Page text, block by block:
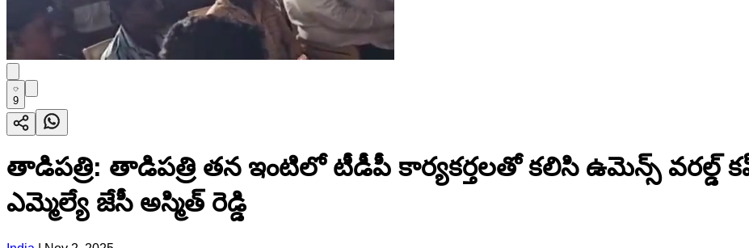
9
తాడిపత్రి: తాడిపత్రి తన ఇంటిలో టీడీపీ కార్యకర్తలతో కలిసి ఉమెన్స్ వరల్డ్
ఎమ్మెల్యే జేసీ అస్మిత్ రెడ్డి